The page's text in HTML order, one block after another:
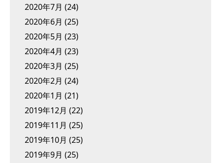
2020年7月 (24)
2020年6月 (25)
2020年5月 (23)
2020年4月 (23)
2020年3月 (25)
2020年2月 (24)
2020年1月 (21)
2019年12月 (22)
2019年11月 (25)
2019年10月 (25)
2019年9月 (25)